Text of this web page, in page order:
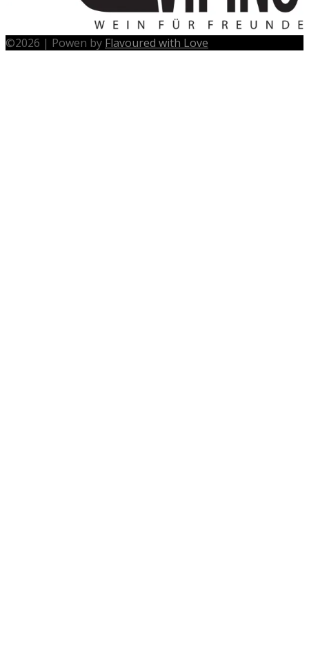
©2026 | Powen by Flavoured with Love